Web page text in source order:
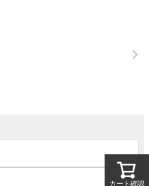
カート確認